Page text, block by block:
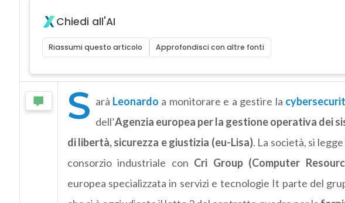
Chiedi all'AI
Riassumi questo articolo Approfondisci con altre fonti
S arà Leonardo a monitorare e a gestire la
dell’Agenzia europea per la gestione operativa dei
di libertà, sicurezza e giustizia (eu-Lisa). La società, si
consorzio industriale con Cri Group (Computer
europea specializzata in servizi e tecnologie It parte del